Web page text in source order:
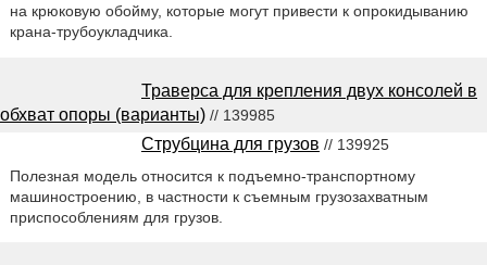
на крюковую обойму, которые могут привести к опрокидыванию
крана-трубоукладчика.
Траверса для крепления двух консолей в
обхват опоры (варианты) // 139985
Струбцина для грузов // 139925
Полезная модель относится к подъемно-транспортному
машиностроению, в частности к съемным грузозахватным
приспособлениям для грузов.